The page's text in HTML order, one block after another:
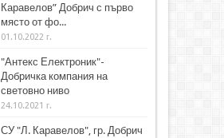
Каравелов” Добрич с първо
място от фо...
01.10.2022 г.
"Антекс Електроник"-
Добричка компания на
световно ниво
24.10.2021 г.
СУ "Л. Каравелов", гр. Добрич